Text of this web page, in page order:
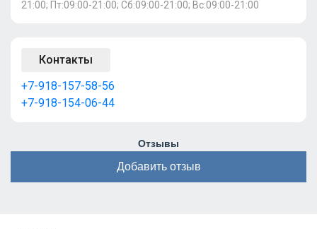
21:00; Пт:09:00-21:00; Сб:09:00-21:00; Вс:09:00-21:00
Контакты
+7-918-157-58-56
+7-918-154-06-44
Отзывы
Добавить отзыв